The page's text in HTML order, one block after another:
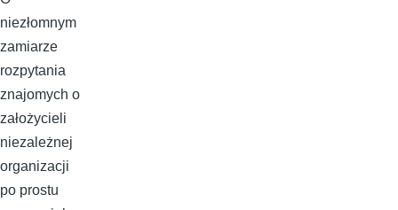
niezłomnym
zamiarze
rozpytania
znajomych o
założycieli
niezależnej
organizacji
po prostu